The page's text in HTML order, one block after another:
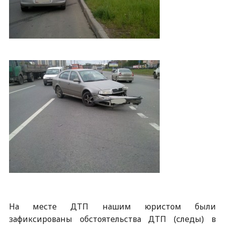
На месте ДТП нашим юристом были
зафиксированы обстоятельства ДТП (следы) в